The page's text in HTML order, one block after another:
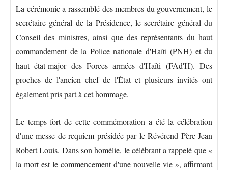
La cérémonie a rassemblé des membres du gouvernement, le
secrétaire général de la Présidence, le secrétaire général du
Conseil des ministres, ainsi que des représentants du haut
commandement de la Police nationale d'Haïti (PNH) et du
haut état-major des Forces armées d'Haïti (FAd'H). Des
proches de l'ancien chef de l'État et plusieurs invités ont
également pris part à cet hommage.
Le temps fort de cette commémoration a été la célébration
d'une messe de requiem présidée par le Révérend Père Jean
Robert Louis. Dans son homélie, le célébrant a rappelé que «
la mort est le commencement d'une nouvelle vie », affirmant